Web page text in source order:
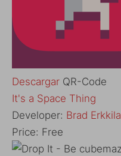
Descargar QR-Code
‎It's a Space Thing
Developer: Brad Erkkila
Price: Free